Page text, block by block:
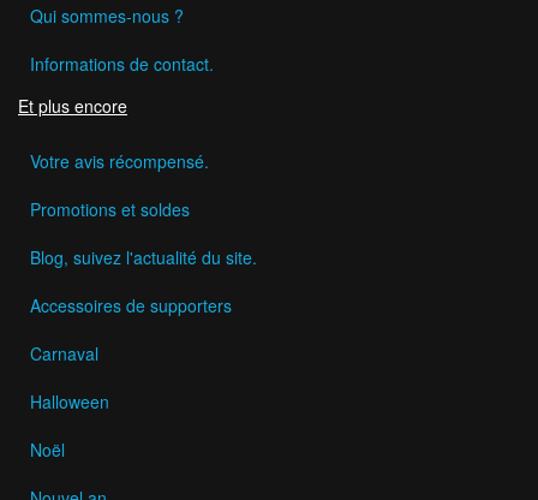
Qui sommes-nous ?
Informations de contact.
Et plus encore
Votre avis récompensé.
Promotions et soldes
Blog, suivez l'actualité du site.
Accessoires de supporters
Carnaval
Halloween
Noël